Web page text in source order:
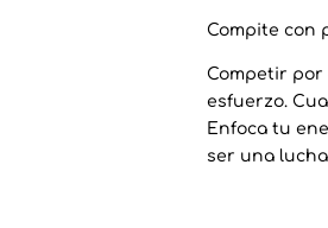
Compite con
Competir por
esfuerzo.
Enfoca tu
ser una